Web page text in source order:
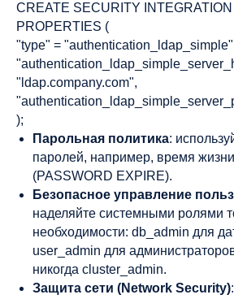
CREATE SECURITY
PROPERTIES (
"type" =
"ldap.company.com",
);
Парольная политика:
паролей, например, время
(PASSWORD EXPIRE).
Безопасное управление
наделяйте системными ролями
необходимости: db_admin для
user_admin для
никогда cluster_admin.
Защита сети (Network Security)